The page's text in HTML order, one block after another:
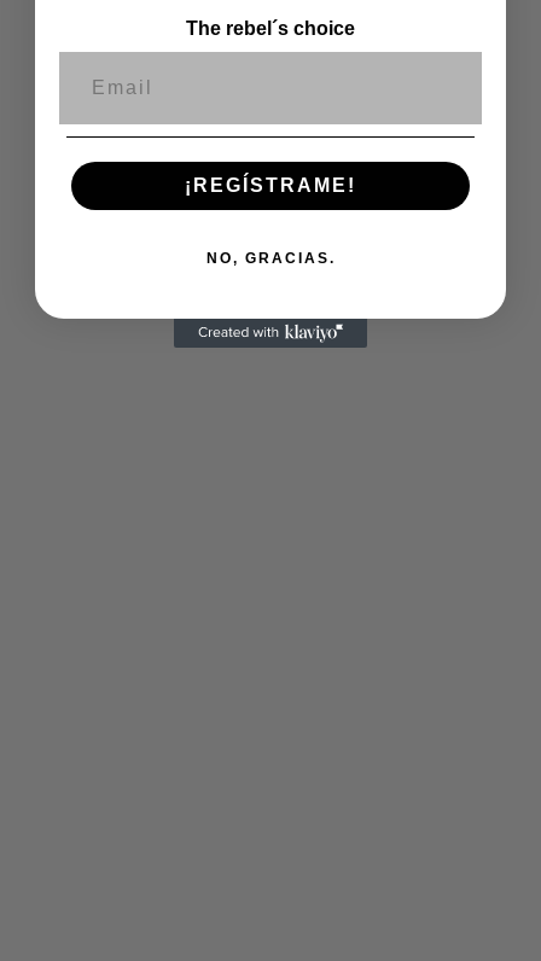
Ya disponible eniVooxeSpotify, así como en nuestra
webwww.footballworkers.es
The rebel´s choice
¡REGÍSTRAME!
NO, GRACIAS.